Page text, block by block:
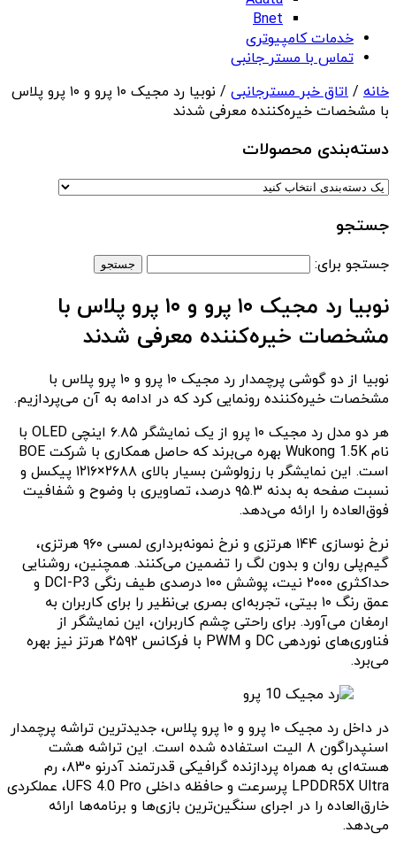
Bnet
خدمات کامپیوتری
تماس با مستر جانبی
خانه / اتاق خبر مسترجانبی
/ نوبیا رد مجیک ۱۰ پرو و ۱۰ پرو پلاس
با مشخصات خیره‌کننده معرفی شدند
دسته‌بندی‌ محصولات
جستجو
جستجو برای:
نوبیا رد مجیک ۱۰ پرو و ۱۰ پرو پلاس با
مشخصات خیره‌کننده معرفی شدند
نوبیا از دو گوشی پرچمدار رد مجیک ۱۰ پرو و ۱۰ پرو پلاس با
مشخصات خیره‌کننده رونمایی کرد که در ادامه به آن می‌پردازیم.
هر دو مدل رد مجیک ۱۰ پرو از یک نمایشگر ۶.۸۵ اینچی OLED با
نام Wukong 1.5K بهره می‌برند که حاصل همکاری با شرکت BOE
است. این نمایشگر با رزولوشن بسیار بالای ۲۶۸۸×۱۲۱۶ پیکسل و
نسبت صفحه به بدنه ۹۵.۳ درصد، تصاویری با وضوح و شفافیت
فوق‌العاده را ارائه می‌دهد.
نرخ نوسازی ۱۴۴ هرتزی و نرخ نمونه‌برداری لمسی ۹۶۰ هرتزی،
گیم‌پلی روان و بدون لگ را تضمین می‌کنند. همچنین، روشنایی
حداکثری ۲۰۰۰ نیت، پوشش ۱۰۰ درصدی طیف رنگی DCI-P3 و
عمق رنگ ۱۰ بیتی، تجربه‌ای بصری بی‌نظیر را برای کاربران به
ارمغان می‌آورد. برای راحتی چشم کاربران، این نمایشگر از
فناوری‌های نوردهی DC و PWM با فرکانس ۲۵۹۲ هرتز نیز بهره
می‌برد.
در داخل رد مجیک ۱۰ پرو و ۱۰ پرو پلاس، جدیدترین تراشه پرچمدار
اسنپدراگون ۸ الیت استفاده شده است. این تراشه هشت
هسته‌ای به همراه پردازنده گرافیکی قدرتمند آدرنو ۸۳۰، رم
LPDDR5X Ultra پرسرعت و حافظه داخلی UFS 4.0 Pro، عملکردی
خارق‌العاده را در اجرای سنگین‌ترین بازی‌ها و برنامه‌ها ارائه
می‌دهد.